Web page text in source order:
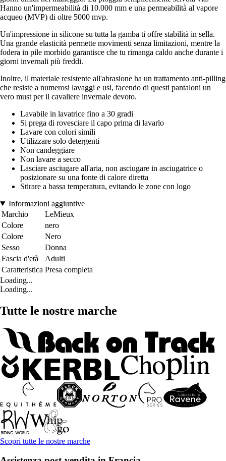
Hanno un'impermeabilità di 10.000 mm e una permeabilità al vapore
acqueo (MVP) di oltre 5000 mvp.
Un'impressione in silicone su tutta la gamba ti offre stabilità in sella.
Una grande elasticità permette movimenti senza limitazioni, mentre la
fodera in pile morbido garantisce che tu rimanga caldo anche durante i
giorni invernali più freddi.
Inoltre, il materiale resistente all'abrasione ha un trattamento anti-pilling
che resiste a numerosi lavaggi e usi, facendo di questi pantaloni un
vero must per il cavaliere invernale devoto.
Lavabile in lavatrice fino a 30 gradi
Si prega di rovesciare il capo prima di lavarlo
Lavare con colori simili
Utilizzare solo detergenti
Non candeggiare
Non lavare a secco
Lasciare asciugare all'aria, non asciugare in asciugatrice o
posizionare su una fonte di calore diretta
Stirare a bassa temperatura, evitando le zone con logo
Informazioni aggiuntive
Marchio
LeMieux
Colore
nero
Colore
Nero
Sesso
Donna
Fascia d'età
Adulti
Caratteristica Presa completa
Loading...
Loading...
Tutte le nostre marche
Scopri tutte le nostre marche